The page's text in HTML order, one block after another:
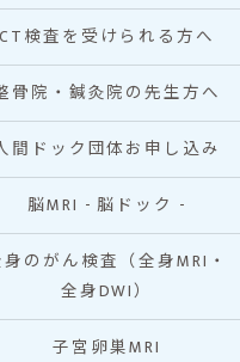
CT検査を受けられる方へ
骨院・鍼灸院の先生方へ
間ドック団体お申し込み
脳MRI - 脳ドック -
のがん検査（全身MRI・
全身DWI）
子宮卵巣MRI